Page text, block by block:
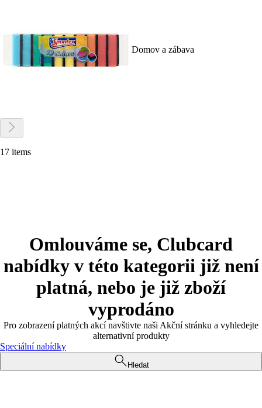
Domov a zábava
17 items
Omlouváme se, Clubcard
nabídky v této kategorii již není
platná, nebo je již zboží
vyprodáno
Pro zobrazení platných akcí navštivte naši Akční stránku a vyhledejte
alternativní produkty
Speciální nabídky
Hledat